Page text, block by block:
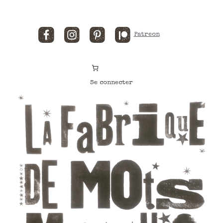
FacebookInstagramPinterestPatreon
Se connecter